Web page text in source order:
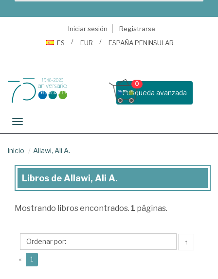
Iniciar sesión
Registrarse
ES
EUR ESPAÑA PENINSULAR
Busqueda avanzada
0
Toggle navigation
Inicio Allawi, Ali A.
Libros
Allawi,
Libros de Allawi, Ali A.
Mostrando libros encontrados. 1 páginas.
↑
« 1